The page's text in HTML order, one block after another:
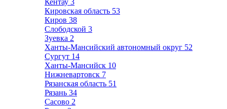
Кентау 3
Кировская область 53
Киров 38
Слободской 3
Зуевка 2
Ханты-Мансийский автономный округ 52
Сургут 14
Ханты-Мансийск 10
Нижневартовск 7
Рязанская область 51
Рязань 34
Сасово 2